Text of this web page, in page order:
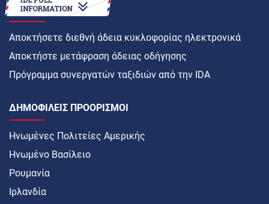
ΠΏΣ ΝΑ
Αποκτήσετε διεθνή άδεια κυκλοφορίας ηλεκτρονικά
Αποκτήστε μετάφραση άδειας οδήγησης
Πρόγραμμα συνεργατών ταξιδιών από την IDA
ΔΗΜΟΦΙΛΕΊΣ ΠΡΟΟΡΙΣΜΟΊ
Ηνωμένες Πολιτείες Αμερικής
Ηνωμένο Βασίλειο
Ρουμανία
Ιρλανδία